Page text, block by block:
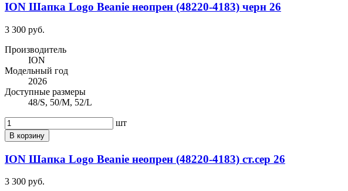
ION Шапка Logo Beanie неопрен (48220-4183) черн 26
3 300 руб.
Производитель
ION
Модельный год
2026
Доступные размеры
48/S, 50/M, 52/L
шт
В корзину
ION Шапка Logo Beanie неопрен (48220-4183) ст.сер 26
3 300 руб.